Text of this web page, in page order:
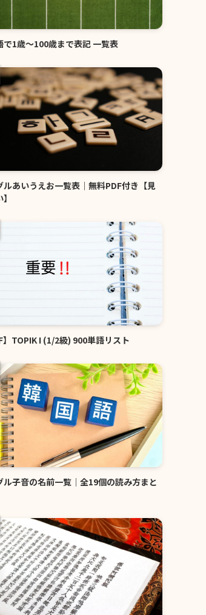
で1歳〜100歳まで表記 一覧表
ルあいうえお一覧表｜無料PDF付き【見
】TOPIK I (1/2級) 900単語リスト
ル子音の名前一覧｜全19個の読み方まと